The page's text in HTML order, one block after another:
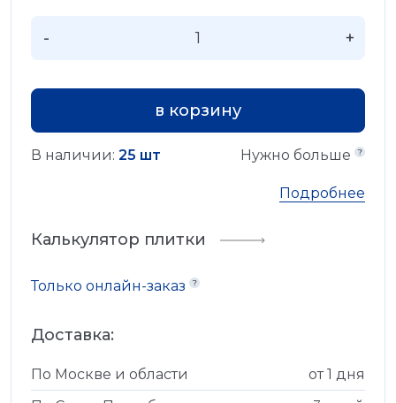
- +
в корзину
В наличии: 25 шт Нужно больше
Подробнее
Калькулятор плитки
Только онлайн-заказ
Доставка:
По Москве и области
от 1 дня